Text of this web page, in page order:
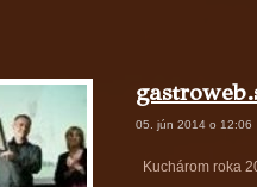
05. jún 2014 o 12:06
Kuchárom roka